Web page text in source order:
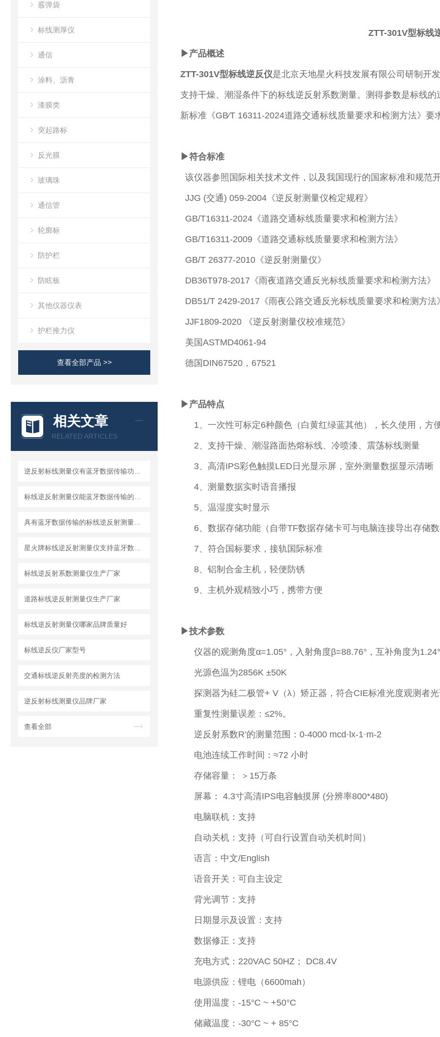
霰弹袋
标线测厚仪
通信
涂料、沥青
漆膜类
突起路标
反光膜
玻璃珠
通信管
轮廓标
防护栏
防眩板
其他仪器仪表
护栏推力仪
查看全部产品 >>
相关文章
RELATED ARTICLES
标线逆反射系数测量仪生产厂家
道路标线逆反射测量仪生产厂家
标线逆反射测量仪哪家品牌质量好
标线逆反仪厂家型号
交通标线逆反射亮度的检测方法
逆反射标线测量仪品牌厂家
查看全部
ZTT-301V型标线
▶产品概述
ZTT-301V型标线逆反仪是北京天地星火科技发展有限公司研制开
支持干燥、潮湿条件下的标线逆反射系数测量。测得参数是标线的
新标准《GB∕T 16311-2024道路交通标线质量要求和检测方法》要
▶符合标准
该仪器参照国际相关技术文件，以及我国现行的国家标准和规范开
JJG (交通) 059-2004《逆反射测量仪检定规程》
GB/T16311-2024《道路交通标线质量要求和检测方法》
GB/T16311-2009《道路交通标线质量要求和检测方法》
GB/T 26377-2010《逆反射测量仪》
DB36T978-2017《雨夜道路交通反光标线质量要求和检测方法》
DB51/T 2429-2017《雨夜公路交通反光标线质量要求和检测方法》
JJF1809-2020 《逆反射测量仪校准规范》
美国ASTMD4061-94
德国DIN67520，67521
▶产品特点
1、一次性可标定6种颜色（白黄红绿蓝其他），长久使用，方
2、支持干燥、潮湿路面热熔标线、冷喷漆、震荡标线测量
3、高清IPS彩色触摸LED日光显示屏，室外测量数据显示清晰
4、测量数据实时语音播报
5、温湿度实时显示
6、数据存储功能（自带TF数据存储卡可与电脑连接导出存储数
7、符合国标要求，接轨国际标准
8、铝制合金主机，轻便防锈
9、主机外观精致小巧，携带方便
▶技术参数
仪器的观测角度α=1.05°，入射角度β=88.76°，互补角度为1.24°
光源色温为2856K ±50K
探测器为硅二极管+ V（λ）矫正器，符合CIE标准光度观测者光
重复性测量误差：≤2%。
逆反射系数R’的测量范围：0-4000 mcd·lx-1·m-2
电池连续工作时间：≈72 小时
存储容量： ＞15万条
屏幕： 4.3寸高清IPS电容触摸屏 (分辨率800*480)
电脑联机：支持
自动关机：支持（可自行设置自动关机时间）
语言：中文/English
语音开关：可自主设定
背光调节：支持
日期显示及设置：支持
数据修正：支持
充电方式：220VAC 50HZ； DC8.4V
电源供应：锂电（6600mah）
使用温度：-15°C ~ +50°C
储藏温度：-30°C ~ + 85°C